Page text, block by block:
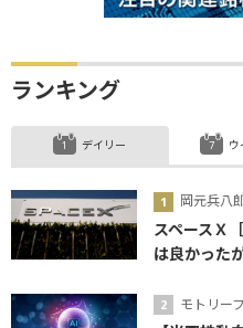
ランキング
デイリー
岡元兵八
スペースＸ
は良かった
モトリー
ウ